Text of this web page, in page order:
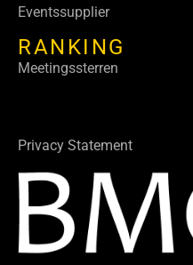
Eventssupplier
RANKING
Meetingssterren
Privacy Statement